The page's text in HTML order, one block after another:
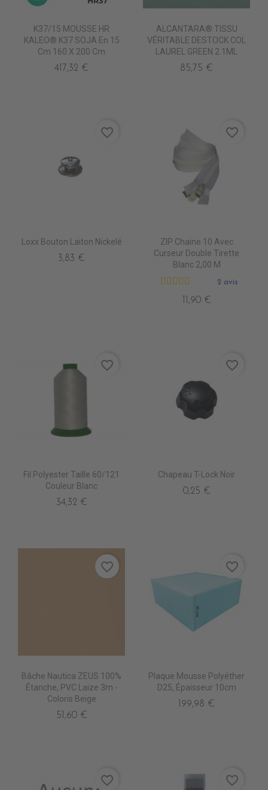
K37/15 MOUSSE HR
KALEO® K37 SOJA En 15
Cm 160 X 200 Cm
417,32 €
ALCANTARA® TISSU
VÉRITABLE DESTOCK COL
LAUREL GREEN 2.1ML
85,75 €
Loxx Bouton Laiton Nickelé
3,83 €
favorite_border
ZIP Chaine 10 Avec
Curseur Double Tirette
Blanc 2,00 M
2 avis
11,90 €
favorite_border
Fil Polyester Taille 60/121
Couleur Blanc
34,32 €
favorite_border
Chapeau T-Lock Noir
0,25 €
favorite_border
Bâche Nautica ZEUS 100%
Étanche, PVC Laize 3m -
Coloris Beige
51,60 €
favorite_border
Plaque Mousse Polyéther
D25, Épaisseur 10cm
199,98 €
favorite_border
favorite_border favorite_border